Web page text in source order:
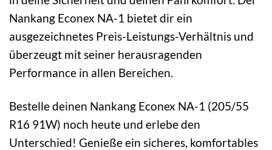
Nankang Econex NA-1 bietet dir ein
ausgezeichnetes Preis-Leistungs-Verhältnis und
überzeugt mit seiner herausragenden
Performance in allen Bereichen.
Bestelle deinen Nankang Econex NA-1 (205/55
R16 91W) noch heute und erlebe den
Unterschied! Genieße ein sicheres, komfortables